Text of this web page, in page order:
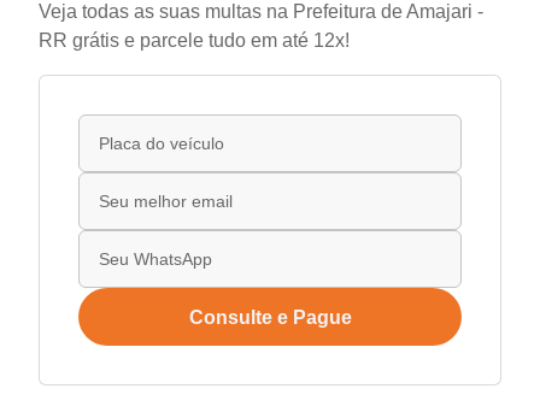
Veja todas as suas multas na Prefeitura de Amajari -
RR grátis e parcele tudo em até 12x!
Consulte e Pague